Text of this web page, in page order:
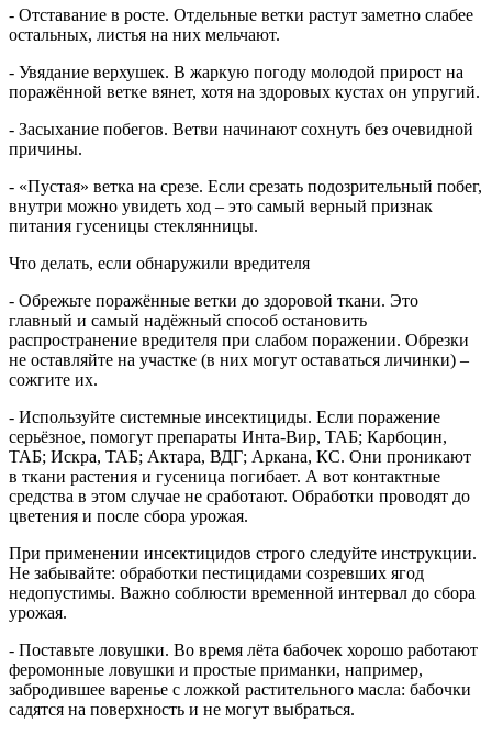
- Отставание в росте. Отдельные ветки растут заметно слабее
остальных, листья на них мельчают.
- Увядание верхушек. В жаркую погоду молодой прирост на
поражённой ветке вянет, хотя на здоровых кустах он упругий.
- Засыхание побегов. Ветви начинают сохнуть без очевидной
причины.
- «Пустая» ветка на срезе. Если срезать подозрительный побег,
внутри можно увидеть ход – это самый верный признак
питания гусеницы стеклянницы.
Что делать, если обнаружили вредителя
- Обрежьте поражённые ветки до здоровой ткани. Это
главный и самый надёжный способ остановить
распространение вредителя при слабом поражении. Обрезки
не оставляйте на участке (в них могут оставаться личинки) –
сожгите их.
- Используйте системные инсектициды. Если поражение
серьёзное, помогут препараты Инта-Вир, ТАБ; Карбоцин,
ТАБ; Искра, ТАБ; Актара, ВДГ; Аркана, КС. Они проникают
в ткани растения и гусеница погибает. А вот контактные
средства в этом случае не сработают. Обработки проводят до
цветения и после сбора урожая.
При применении инсектицидов строго следуйте инструкции.
Не забывайте: обработки пестицидами созревших ягод
недопустимы. Важно соблюсти временной интервал до сбора
урожая.
- Поставьте ловушки. Во время лёта бабочек хорошо работают
феромонные ловушки и простые приманки, например,
забродившее варенье с ложкой растительного масла: бабочки
садятся на поверхность и не могут выбраться.